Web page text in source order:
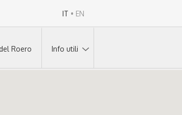
IT • EN
Roero Info utili